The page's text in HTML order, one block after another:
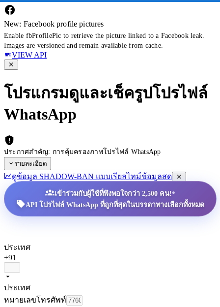
New: Facebook profile pictures
Enable fbProfilePic to retrieve the picture linked to a Facebook leak.
Images are versioned and remain available from cache.
VIEW API
โปรแกรมดูและเช็ครูปโปรไฟล์
WhatsApp
ประกาศสำคัญ: การคุ้มครองภาพโปรไฟล์ WhatsApp
รายละเอียด
ดูข้อมูล SHADOW-BAN แบบเรียลไทม์ข้อมูลสด
เข้าร่วมกับผู้ใช้ที่พึงพอใจกว่า 2,500 คน!•
API โปรไฟล์ WhatsApp ที่ถูกที่สุดในบรรดาทางเลือกทั้งหมด
ประเทศ
+91
ประเทศ
หมายเลขโทรศัพท์